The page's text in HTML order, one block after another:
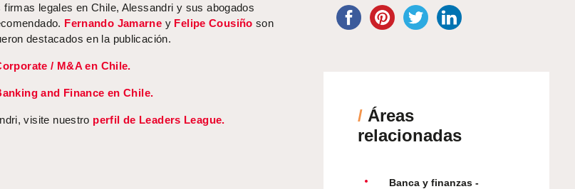
legales en Chile, Alessandri y sus abogados
Fernando Jamarne y Felipe Cousiño son
destacados en la publicación.
/ M&A en Chile.
and Finance en Chile.
visite nuestro perfil de Leaders League. /Áreas
relacionadas
Banca y finanzas -